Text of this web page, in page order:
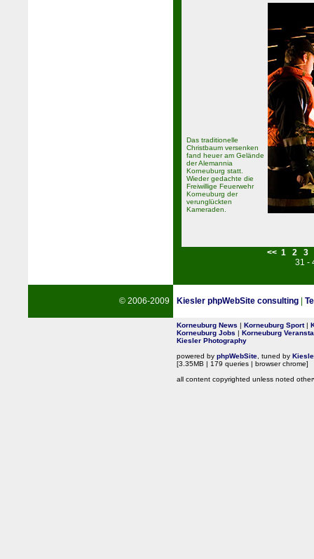
Das traditionelle
Christbaum versenken
fand heuer am Gelände
der Alemannia
Korneuburg statt.
Wieder gedachte die
Freiwillige Feuerwehr
Korneuburg der
verunglückten
Kameraden.
<< 1 2
3
31 -
© 2006-2009 Kiesler phpWebSite consulting
Korneuburg News | Korneuburg Sport|
Korneuburg Jobs | Korneuburg
Kiesler Photography
powered by phpWebSite , tuned by
[3.35MB | 179 queries | browser chrome]
all content copyrighted unless noted